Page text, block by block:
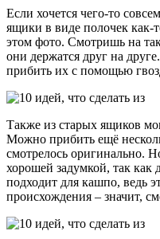
Если хочется чего-то
ящики в виде полочек как-
этом фото. Смотришь на
они держатся друг на
прибить их с помощью
Также из старых ящиков
Можно прибить ещё
смотрелось оригинально.
хорошей задумкой, так как
подходит для кашпо, ведь
происхождения – значит,